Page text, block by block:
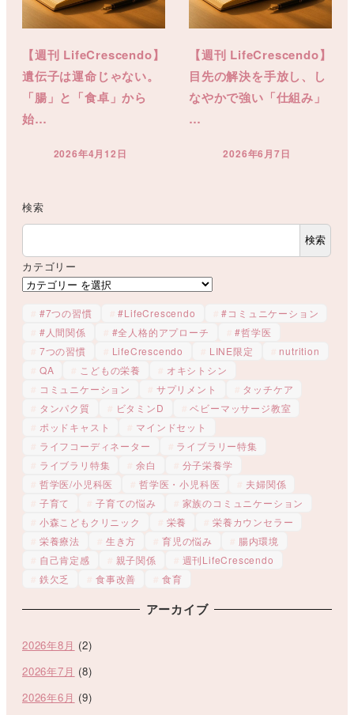
【週刊 LifeCrescendo】
遺伝子は運命じゃない。
「腸」と「食卓」から
始…
投稿日
2026年4月12日
【週刊 LifeCrescendo】
目先の解決を手放し、し
なやかで強い「仕組み」
…
投稿日
2026年6月7日
検索
検索
カテゴリー
#7つの習慣 #LifeCrescendo
#コミュニケーション
#人間関係
#全人格的アプローチ
#哲学医
7つの習慣
LifeCrescendo LINE限定
nutrition
QA
こどもの栄養
オキシトシン
コミュニケーション
サプリメント
タッチケア
タンパク質
ビタミンD
ベビーマッサージ教室
ポッドキャスト
マインドセット
ライフコーディネーター
ライブラリー特集
ライブラリ特集
余白
分子栄養学
哲学医/小児科医
哲学医・小児科医
夫婦関係
子育て
子育ての悩み
家族のコミュニケーション
小森こどもクリニック
栄養
栄養カウンセラー
栄養療法
生き方 育児の悩み
腸内環境
自己肯定感
親子関係
週刊LifeCrescendo
鉄欠乏
食事改善 食育
アーカイブ
2026年8月 (2)
2026年7月 (8)
2026年6月 (9)